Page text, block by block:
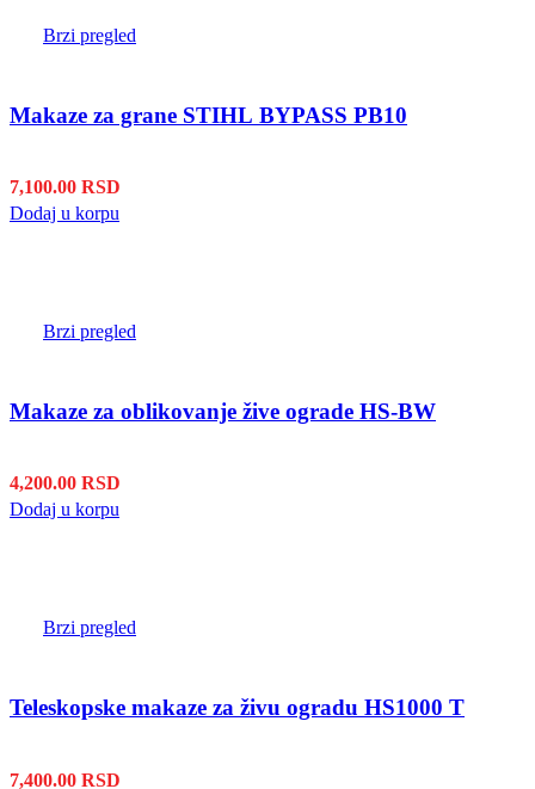
Brzi pregled
Makaze za grane STIHL BYPASS PB10
7,100.00 RSD
Dodaj u korpu
Brzi pregled
Makaze za oblikovanje žive ograde HS-BW
4,200.00 RSD
Dodaj u korpu
Brzi pregled
Teleskopske makaze za živu ogradu HS1000 T
7,400.00 RSD